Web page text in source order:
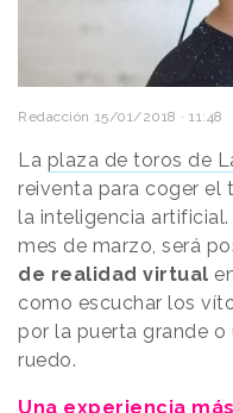
Redacción 15/01/2018 · 11:48
La plaza de toros de
reiventa para coger el
la inteligencia
mes de marzo, será
de realidad virtual
como escuchar los
por la puerta grande o
ruedo.
Una experiencia